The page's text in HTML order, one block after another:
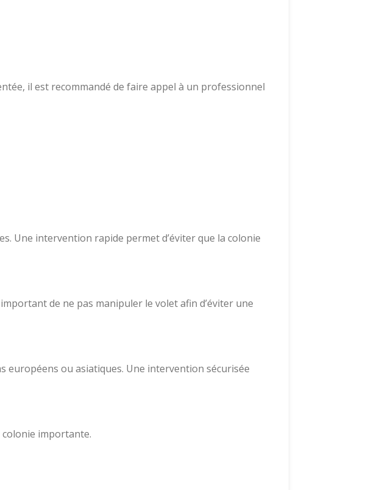
il est recommandé de faire appel à un professionnel
Une intervention rapide permet d’éviter que la colonie
de ne pas manipuler le volet afin d’éviter une
européens ou asiatiques. Une intervention sécurisée
importante.